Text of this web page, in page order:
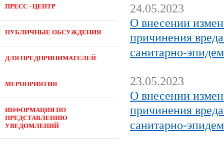
ПРЕСС - ЦЕНТР
ПУБЛИЧНЫЕ ОБСУЖДЕНИЯ
ДЛЯ ПРЕДПРИНИМАТЕЛЕЙ
МЕРОПРИЯТИЯ
ИНФОРМАЦИЯ ПО
ПРЕДСТАВЛЕНИЮ
УВЕДОМЛЕНИЙ
24.05.2023
О внесении
причинения
санитарно-
23.05.2023
О внесении
причинения
санитарно-